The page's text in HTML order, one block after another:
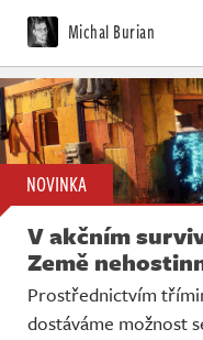
Michal Burian
NOVINKA
V akčním
Země
Prostřednictvím
dostáváme možnost